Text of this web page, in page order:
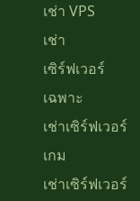
เช่า VPS
เช่า
เซิร์ฟเวอร์
เฉพาะ
เช่าเซิร์ฟเวอร์
เกม
เช่าเซิร์ฟเวอร์